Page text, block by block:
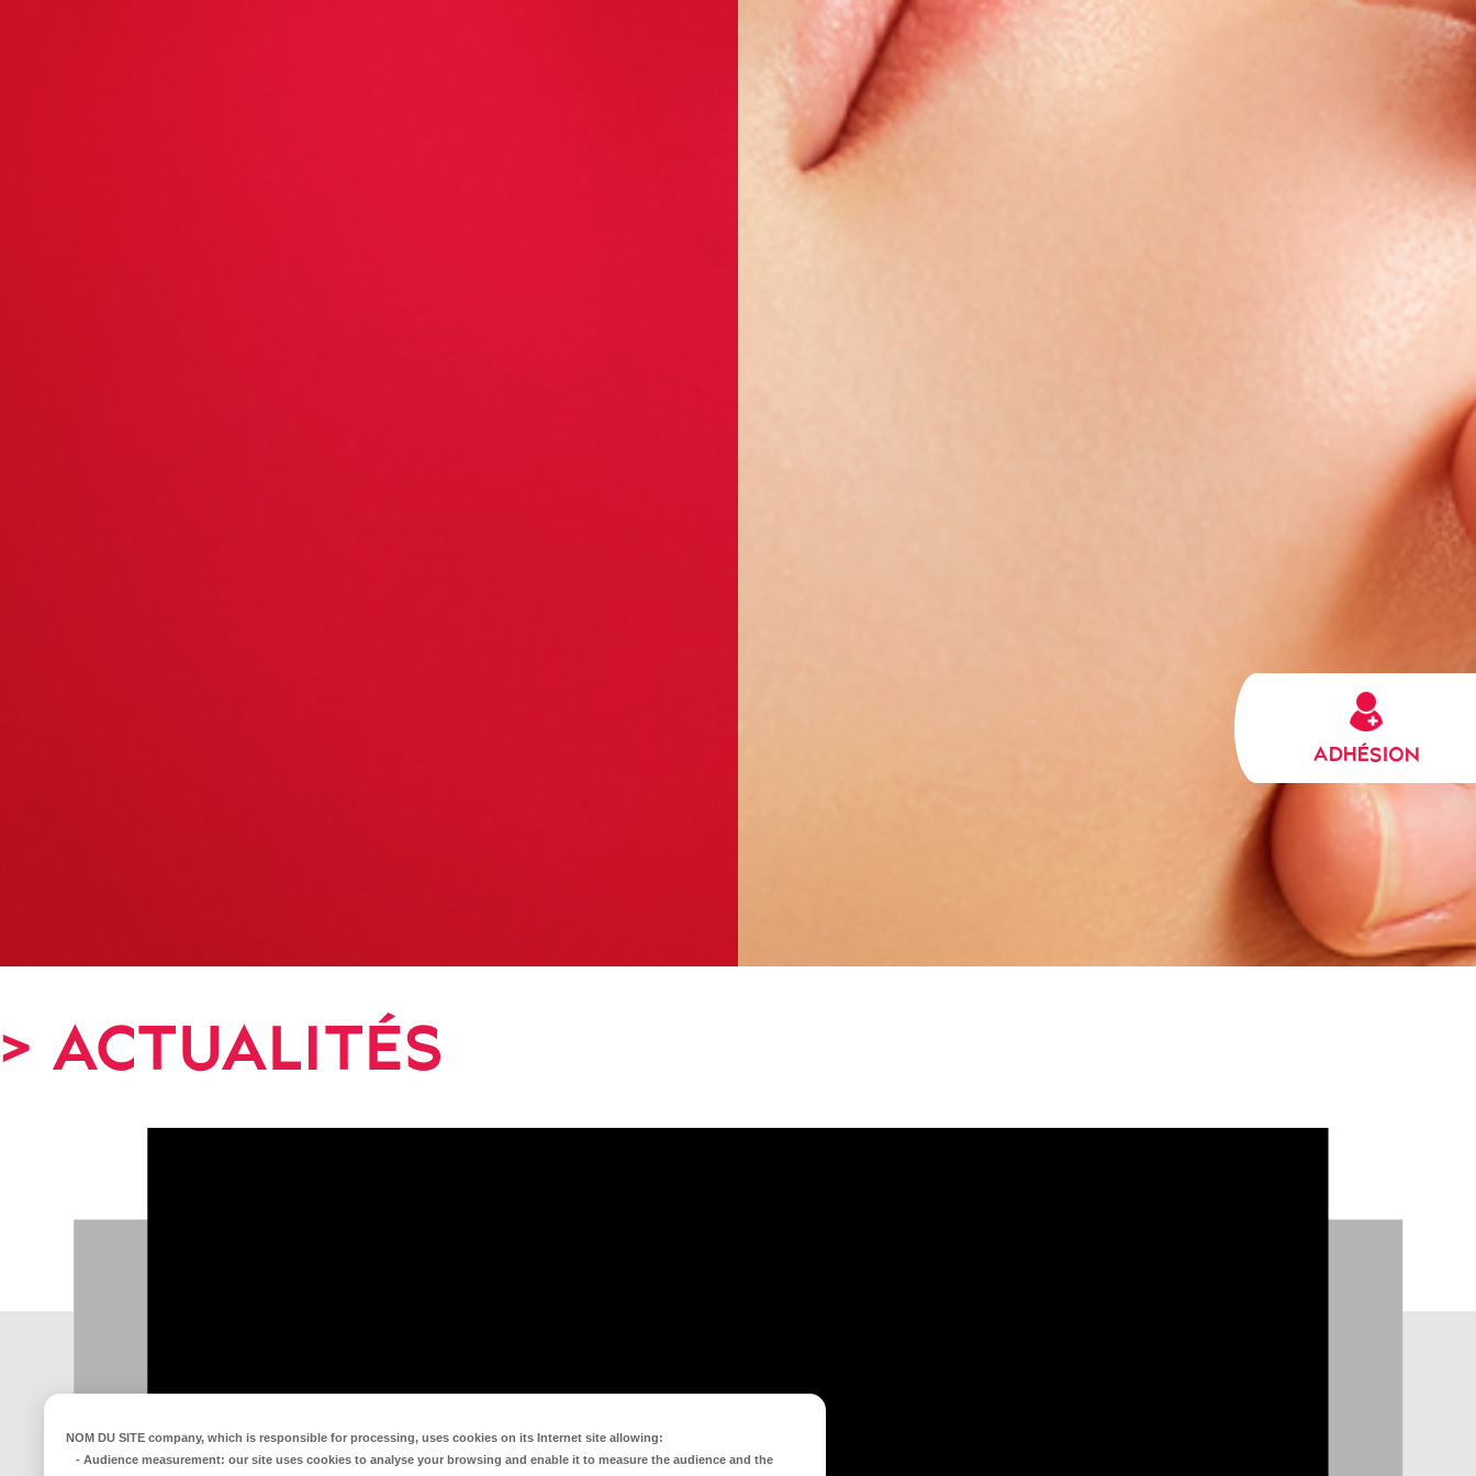
ADHÉSION
> ACTUALITÉS
NOM DU SITE company, which is responsible for processing, uses cookies on its Internet site allowing:
- Audience measurement: our site uses cookies to analyse your browsing and enable it to measure the audience and the